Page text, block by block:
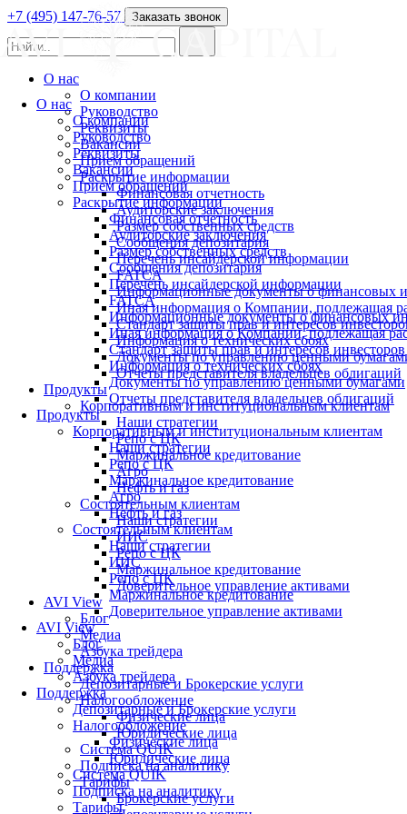
О нас
О компании
Руководство
Реквизиты
Вакансии
Прием обращений
Раскрытие информации
Финансовая отчетность
Аудиторские заключения
Размер собственных средств
Сообщения депозитария
Перечень инсайдерской информации
FATCA
Информационные документы о финансовых
Иная информация о Компании, подлежащая
Стандарт защиты прав и интересов инвесторов
Информация о технических сбоях
Документы по управлению ценными бумагами
Отчеты представителя владельцев облигаций
Продукты
Корпоративным и институциональным клиентам
Наши стратегии
Репо с ЦК
Маржинальное кредитование
Агро
Нефть и газ
Состоятельным клиентам
Наши стратегии
ИИС
Репо с ЦК
Маржинальное кредитование
Доверительное управление активами
AVI View
Блог
Медиа
Азбука трейдера
Поддержка
Депозитарные и Брокерские услуги
Налогообложение
Физические лица
Юридические лица
Система QUIK
Подписка на аналитику
Тарифы
+7 (495) 147-76-57 Заказать звонок
О нас
О компании
Руководство
Реквизиты
Вакансии
Прием обращений
Раскрытие информации
Финансовая отчетность
Аудиторские заключения
Размер собственных средств
Сообщения депозитария
Перечень инсайдерской информации
FATCA
Информационные документы о финансовых
Иная информация о Компании, подлежащая
Стандарт защиты прав и интересов
Информация о технических сбоях
Документы по управлению ценными
Отчеты представителя владельцев облигаций
Продукты
Корпоративным и институциональным клиентам
Наши стратегии
Репо с ЦК
Маржинальное кредитование
Агро
Нефть и газ
Состоятельным клиентам
Наши стратегии
ИИС
Репо с ЦК
Маржинальное кредитование
Доверительное управление активами
AVI View
Блог
Медиа
Азбука трейдера
Поддержка
Депозитарные и Брокерские услуги
Налогообложение
Физические лица
Юридические лица
Система QUIK
Подписка на аналитику
Тарифы
Брокерские услуги